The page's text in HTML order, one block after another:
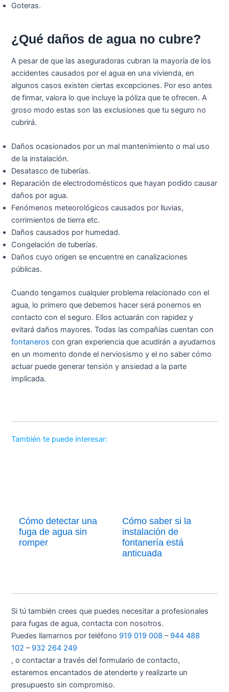
Goteras.
¿Qué daños de agua no cubre?
A pesar de que las aseguradoras cubran la mayoría de los
accidentes causados por el agua en una vivienda, en
algunos casos existen ciertas excepciones. Por eso antes
de firmar, valora lo que incluye la póliza que te ofrecen. A
groso modo estas son las exclusiones que tu seguro no
cubrirá.
Daños ocasionados por un mal mantenimiento o mal uso
de la instalación.
Desatasco de tuberías.
Reparación de electrodomésticos que hayan podido causar
daños por agua.
Fenómenos meteorológicos causados por lluvias,
corrimientos de tierra etc.
Daños causados por humedad.
Congelación de tuberías.
Daños cuyo origen se encuentre en canalizaciones
públicas.
Cuando tengamos cualquier problema relacionado con el
agua, lo primero que debemos hacer será ponernos en
contacto con el seguro. Ellos actuarán con rapidez y
evitará daños mayores. Todas las compañías cuentan con
fontaneros con gran experiencia que acudirán a ayudarnos
en un momento donde el nerviosismo y el no saber cómo
actuar puede generar tensión y ansiedad a la parte
implicada.
También te puede interesar:
Cómo detectar una
fuga de agua sin
romper
Cómo saber si la
instalación de
fontanería está
anticuada
Si tú también crees que puedes necesitar a profesionales
para fugas de agua, contacta con nosotros.
Puedes llamarnos por teléfono 919 019 008 – 944 488
102 – 932 264 249
, o contactar a través del formulario de contacto,
estaremos encantados de atenderte y realizarte un
presupuesto sin compromiso.